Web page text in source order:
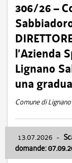
306/26 –
l’Azienda
Lignano
una
Comune di
13.07.2026 -
domande: